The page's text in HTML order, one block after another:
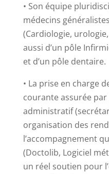
• Son équipe
médecins
(Cardiologie,
aussi d’un pôle
et d’un pôle dentaire.
• La prise en charge
courante assurée
administratif
organisation des
l’accompagnement
(Doctolib, Logiciel
un réel soutien pour